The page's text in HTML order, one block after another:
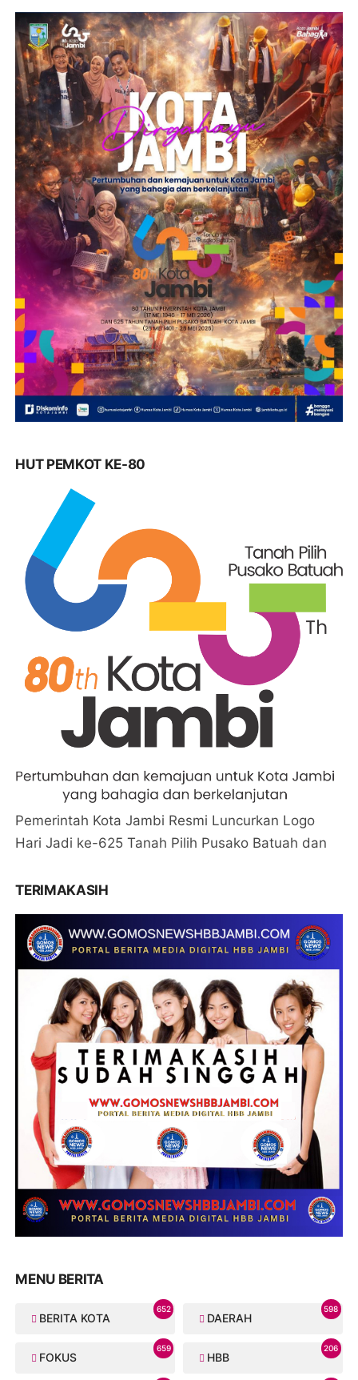
HUT PEMKOT KE-80
Pemerintah Kota Jambi Resmi Luncurkan Logo
Hari Jadi ke-625 Tanah Pilih Pusako Batuah dan
TERIMAKASIH
MENU BERITA
BERITA KOTA
652
DAERAH
598
FOKUS
659
HBB
206